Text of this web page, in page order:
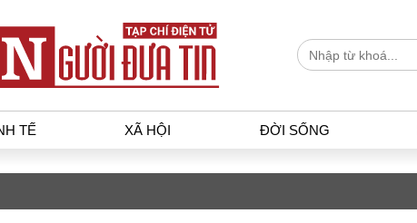
TẾ XÃ HỘI ĐỜI SỐNG